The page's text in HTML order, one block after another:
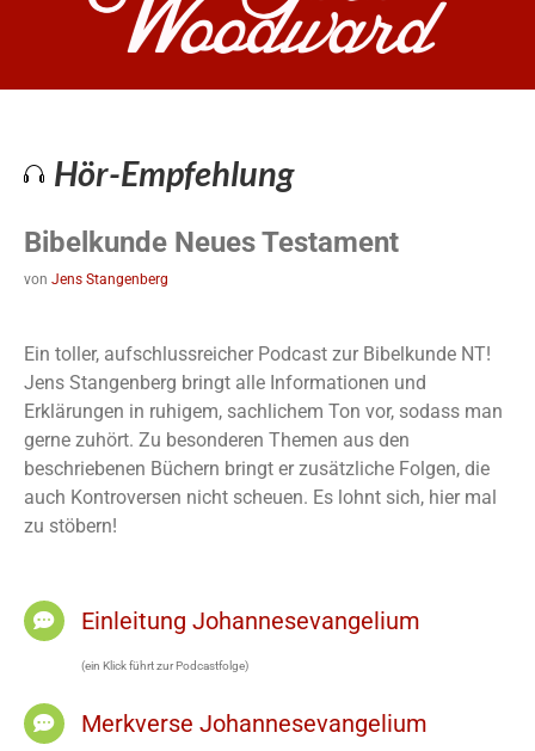
Hör-Empfehlung
Bibelkunde Neues Testament
von Jens Stangenberg
Ein toller, aufschlussreicher Podcast zur Bibelkunde NT!
Jens Stangenberg bringt alle Informationen und
Erklärungen in ruhigem, sachlichem Ton vor, sodass man
gerne zuhört. Zu besonderen Themen aus den
beschriebenen Büchern bringt er zusätzliche Folgen, die
auch Kontroversen nicht scheuen. Es lohnt sich, hier mal
zu stöbern!
Einleitung Johannesevangelium
(ein Klick führt zur Podcastfolge)
Merkverse Johannesevangelium